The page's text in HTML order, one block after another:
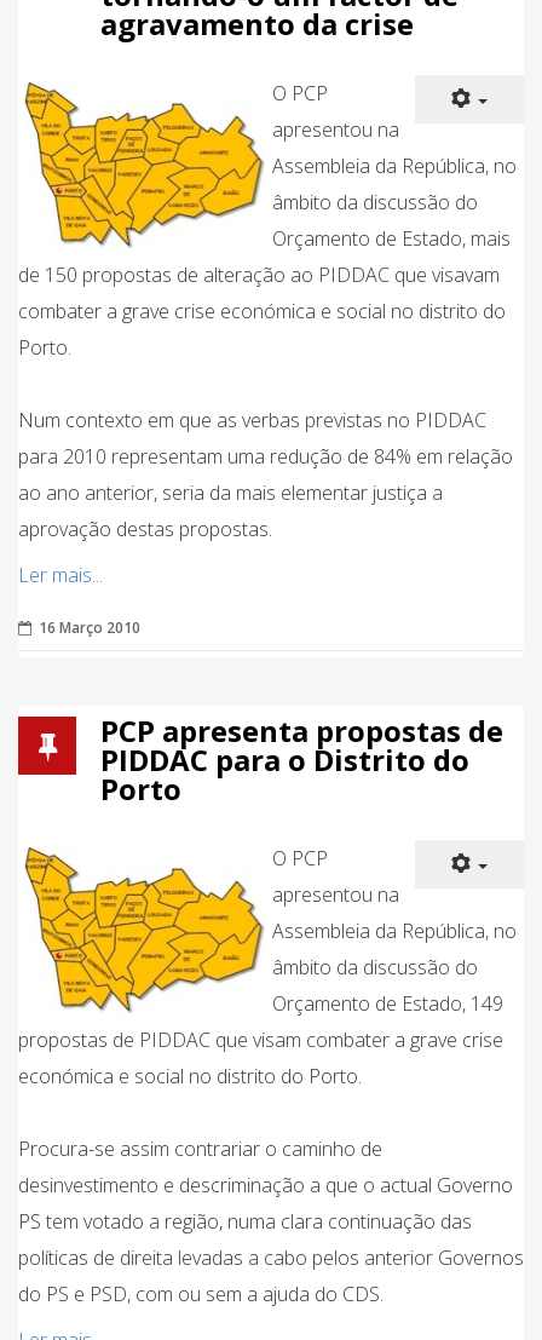
agravamento da crise
O PCP
apresentou na
Assembleia da República, no
âmbito da discussão do
Orçamento de Estado, mais
de 150 propostas de alteração ao PIDDAC que visavam
combater a grave crise económica e social no distrito do
Porto.
Num contexto em que as verbas previstas no PIDDAC
para 2010 representam uma redução de 84% em relação
ao ano anterior, seria da mais elementar justiça a
aprovação destas propostas.
Ler mais...
16 Março 2010
PCP apresenta propostas de
PIDDAC para o Distrito do
Porto
O PCP
apresentou na
Assembleia da República, no
âmbito da discussão do
Orçamento de Estado, 149
propostas de PIDDAC que visam combater a grave crise
económica e social no distrito do Porto.
Procura-se assim contrariar o caminho de
desinvestimento e descriminação a que o actual Governo
PS tem votado a região, numa clara continuação das
políticas de direita levadas a cabo pelos anterior Governos
do PS e PSD, com ou sem a ajuda do CDS.